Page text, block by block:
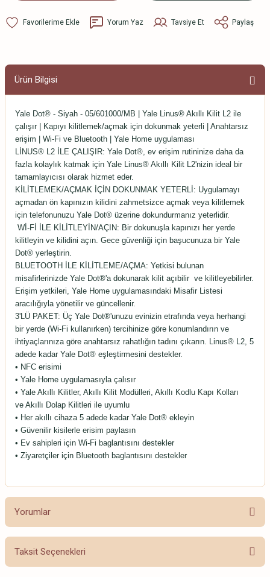
Yorum Yaz Tavsiye Et Paylaş
Ürün Bilgisi
Yale Dot® - Siyah - 05/601000/MB | Yale Linus® Akıllı Kilit L2 ile
çalışır | Kapıyı kilitlemek/açmak için dokunmak yeterli | Anahtarsız
erişim | Wi-Fi ve Bluetooth | Yale Home uygulaması
LİNUS® L2 İLE ÇALIŞIR: Yale Dot®, ev erişim rutininize daha da
fazla kolaylık katmak için Yale Linus® Akıllı Kilit L2'nizin ideal bir
tamamlayıcısı olarak hizmet eder.
KİLİTLEMEK/AÇMAK İÇİN DOKUNMAK YETERLİ: Uygulamayı
açmadan ön kapınızın kilidini zahmetsizce açmak veya kilitlemek
için telefonunuzu Yale Dot® üzerine dokundurmanız yeterlidir.
Wİ-Fİ İLE KİLİTLEYİN/AÇIN: Bir dokunuşla kapınızı her yerde
kilitleyin ve kilidini açın. Gece güvenliği için başucunuza bir Yale
Dot® yerleştirin.
BLUETOOTH İLE KİLİTLEME/AÇMA: Yetkisi bulunan
misafirlerinizde Yale Dot®'a dokunarak kilit açıbilir ve kilitleyebilirler.
Erişim yetkileri, Yale Home uygulamasındaki Misafir Listesi
aracılığıyla yönetilir ve güncellenir.
3'LÜ PAKET: Üç Yale Dot®'unuzu evinizin etrafında veya herhangi
bir yerde (Wi-Fi kullanırken) tercihinize göre konumlandırın ve
ihtiyaçlarınıza göre anahtarsız rahatlığın tadını çıkarın. Linus® L2, 5
adede kadar Yale Dot® eşleştirmesini destekler.
• NFC erisimi
• Yale Home uygulamasıyla çalısır
• Yale Akıllı Kilitler, Akıllı Kilit Modülleri, Akıllı Kodlu Kapı Kolları
ve Akıllı Dolap Kilitleri ile uyumlu
• Her akıllı cihaza 5 adede kadar Yale Dot® ekleyin
• Güvenilir kisilerle erisim paylasın
• Ev sahipleri için Wi-Fi baglantısını destekler
• Ziyaretçiler için Bluetooth baglantısını destekler
Yorumlar
Bu ürüne ilk yorumu siz yapın!
Taksit Seçenekleri